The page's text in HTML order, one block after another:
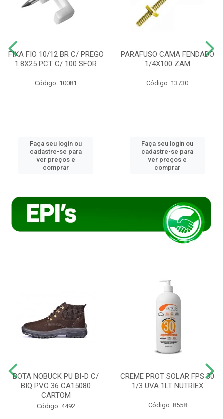
FIXA FIO 10/12 BR C/ PREGO
1.8X25 PCT C/ 100 SFOR
Código: 10081
Faça seu login ou
cadastre-se para
ver preços e
comprar
PARAFUSO CAMA FENDADO
1/4X100 ZAM
Código: 13730
Faça seu login ou
cadastre-se para
ver preços e
comprar
BOTA NOBUCK PU BI-D C/
BIQ PVC 36 CA15080
CARTOM
Código: 4492
CREME PROT SOLAR FPS 30
1/3 UVA 1LT NUTRIEX
Código: 8558